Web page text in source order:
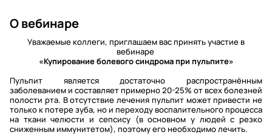
О вебинаре
Уважаемые коллеги, приглашаем вас принять участие в
вебинаре
«Купирование болевого синдрома при пульпите»
Пульпит является достаточно распространённым
заболеванием и составляет примерно 20-25% от всех болезней
полости рта. В отсутствие лечения пульпит может привести не
только к потере зуба, но и переходу воспалительного процесса
на ткани челюсти и сепсису (в основном у людей с резко
сниженным иммунитетом), поэтому его необходимо лечить.